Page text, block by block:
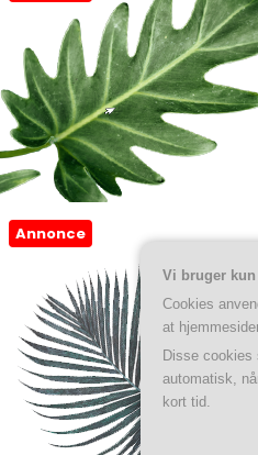
Annonce
Vi bruger
Cookies
at
Disse
automatisk,
kort tid.